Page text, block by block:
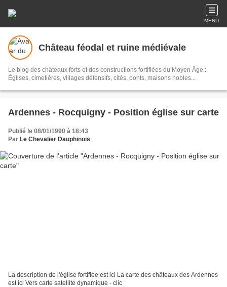
MENU
Château féodal et ruine médiévale
Le blog des châteaux forts et des constructions fortifiées du Moyen Âge :
Églises, cimetières, villages défensifs, cités, ponts, maisons nobles...
Ardennes - Rocquigny - Position église sur carte
Publié le 08/01/1990 à 18:43
Par Le Chevalier Dauphinois
La description de l'église fortifiée est ici La carte des châteaux des Ardennes
est ici Vers carte satellite dynamique - clic